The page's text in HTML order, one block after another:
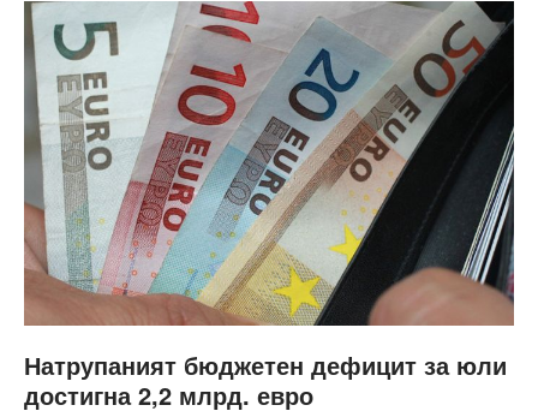
Натрупаният бюджетен дефицит за юли
достигна 2,2 млрд. евро